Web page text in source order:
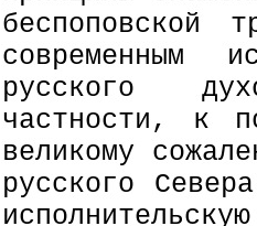
беспоповской
современным
русского
частности, к
великому
русского